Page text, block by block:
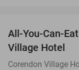
All-You-Can-
Village Hotel
Corendon Village